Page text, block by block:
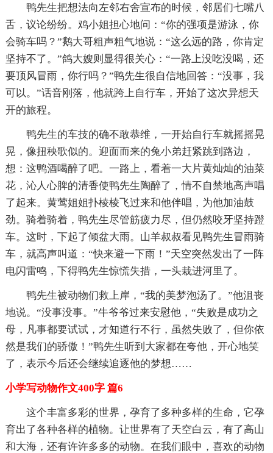
鸭先生把想法向左邻右舍宣布的时候，邻居们七嘴八
舌，议论纷纷。鸡小姐担心地问：“你的强项是游泳，你
会骑车吗？”鹅大哥粗声粗气地说：“这么远的路，你肯定
坚持不了。”鸽大嫂则显得很关心：“一路上没吃没喝，还
要顶风冒雨，你行吗？”鸭先生很自信地回答：“没事，我
可以。”话音刚落，他就跨上自行车，开始了这次异想天
开的旅程。
鸭先生的车技的确不敢恭维，一开始自行车就摇摇晃
晃，像扭秧歌似的。迎面而来的兔小弟赶紧跳到路边，
想：这鸭酒喝醉了吧。一路上，看着一大片黄灿灿的油菜
花，沁人心脾的清香使鸭先生陶醉了，情不自禁地高声唱
了起来。黄莺姐姐扑棱棱飞过来和他伴唱，为他加油鼓
劲。骑着骑着，鸭先生尽管筋疲力尽，但仍然咬牙坚持蹬
车。这时，下起了倾盆大雨。山羊叔叔看见鸭先生冒雨骑
车，就高声叫道：“快来避一下雨！”天空突然发出了一阵
电闪雷鸣，下得鸭先生惊慌失措，一头栽进河里了。
鸭先生被动物们救上岸，“我的美梦泡汤了。”他沮丧
地说。“没事没事。”牛爷爷过来安慰他，“失败是成功之
母，凡事都要试试，才知道行不行，虽然失败了，但你依
然是我们的骄傲！”鸭先生听到大家都在夸他，开心地笑
了，表示今后还会继续追逐他的梦想……
小学写动物作文400字 篇6
这个丰富多彩的世界，孕育了多种多样的生命，它孕
育出了各种各样的植物。让世界有了天空白云，有了高山
和大海，还有许许多多的动物。在我们眼中，喜欢的动物